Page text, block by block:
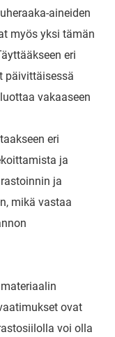
aineiden
myös yksi tämän
eri
päivittäisessä
vakaaseen
eri
ja
ja
mikä vastaa
ovat
voi olla